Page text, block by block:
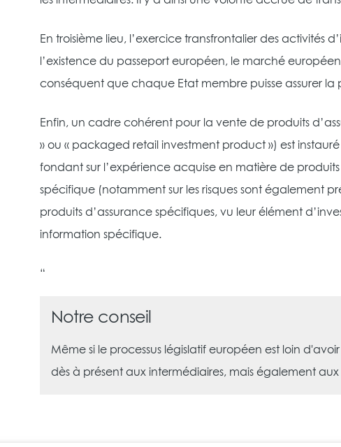
En troisième lieu, l’exercice transfrontalier des activités
l’existence du passeport européen, le marché
conséquent que chaque Etat membre puisse assurer
Enfin, un cadre cohérent pour la vente de produits
» ou « packaged retail investment product ») est
fondant sur l’expérience acquise en matière de
spécifique (notamment sur les risques sont également
produits d’assurance spécifiques, vu leur élément
information spécifique.
“
Notre conseil
Même si le processus législatif européen est loin
dès à présent aux intermédiaires, mais également